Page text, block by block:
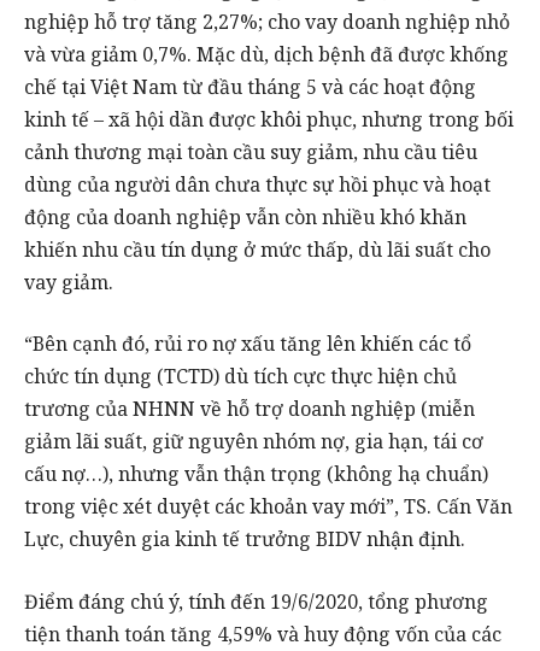
nghiệp hỗ trợ tăng 2,27%; cho vay doanh nghiệp nhỏ
và vừa giảm 0,7%. Mặc dù, dịch bệnh đã được khống
chế tại Việt Nam từ đầu tháng 5 và các hoạt động
kinh tế – xã hội dần được khôi phục, nhưng trong bối
cảnh thương mại toàn cầu suy giảm, nhu cầu tiêu
dùng của người dân chưa thực sự hồi phục và hoạt
động của doanh nghiệp vẫn còn nhiều khó khăn
khiến nhu cầu tín dụng ở mức thấp, dù lãi suất cho
vay giảm.
“Bên cạnh đó, rủi ro nợ xấu tăng lên khiến các tổ
chức tín dụng (TCTD) dù tích cực thực hiện chủ
trương của NHNN về hỗ trợ doanh nghiệp (miễn
giảm lãi suất, giữ nguyên nhóm nợ, gia hạn, tái cơ
cấu nợ…), nhưng vẫn thận trọng (không hạ chuẩn)
trong việc xét duyệt các khoản vay mới”, TS. Cấn Văn
Lực, chuyên gia kinh tế trưởng BIDV nhận định.
Điểm đáng chú ý, tính đến 19/6/2020, tổng phương
tiện thanh toán tăng 4,59% và huy động vốn của các